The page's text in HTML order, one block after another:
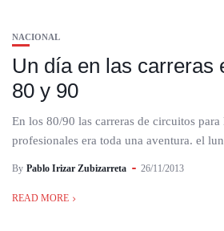
NACIONAL
Un día en las carreras
80 y 90
En los 80/90 las carreras de circuitos
profesionales era toda una aventura. el
By Pablo Irizar Zubizarreta 26/11/2013
READ MORE